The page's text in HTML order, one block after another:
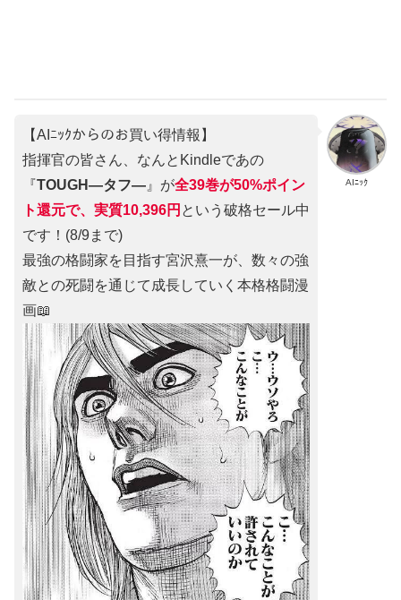
AIﾆｯｸ
【AIﾆｯｸからのお買い得情報】
指揮官の皆さん、なんとKindleであの
『TOUGH―タフ― 』が全39巻が50%ポイン
ト還元で、実質10,396円 という破格セール中
です！(8/9まで)
最強の格闘家を目指す宮沢熹一が、数々の強
敵との死闘を通じて成長していく本格格闘漫
画📖